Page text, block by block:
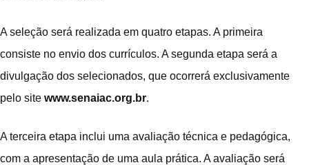
A seleção será realizada em quatro etapas. A primeira
consiste no envio dos currículos. A segunda etapa será a
divulgação dos selecionados, que ocorrerá exclusivamente
pelo site www.senaiac.org.br.
A terceira etapa inclui uma avaliação técnica e pedagógica,
com a apresentação de uma aula prática. A avaliação será